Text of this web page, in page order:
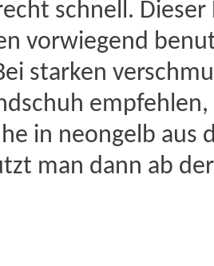
schnell.
vorwiegend
starken
in neongelb aus
man dann ab